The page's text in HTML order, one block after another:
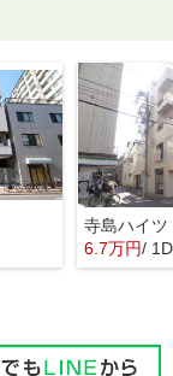
寺島ハイツ
6.7万円/